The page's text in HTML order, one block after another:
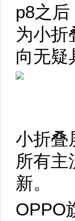
p8之
为小折
向无疑
小折叠
所有主
新。
OPPO